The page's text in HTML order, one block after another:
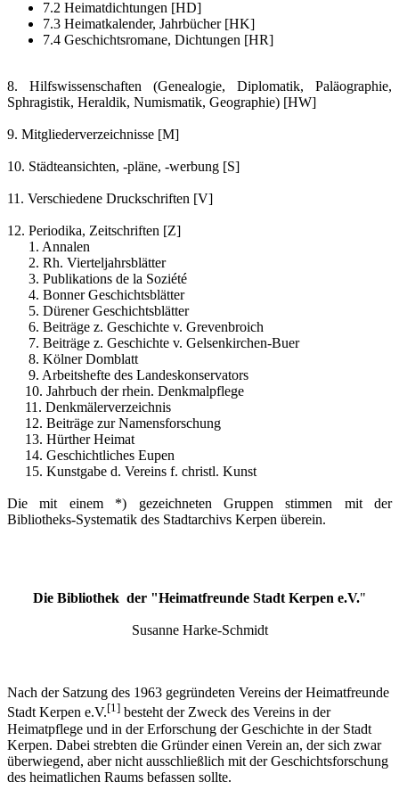
7.2 Heimatdichtungen [HD]
7.3 Heimatkalender, Jahrbücher [HK]
7.4 Geschichtsromane, Dichtungen [HR]
8. Hilfswissenschaften (Genealogie, Diplomatik, Paläographie,
Sphragistik, Heraldik, Numismatik, Geographie) [HW]
9. Mitgliederverzeichnisse [M]
10. Städteansichten, -pläne, -werbung [S]
11. Verschiedene Druckschriften [V]
12. Periodika, Zeitschriften [Z]
1. Annalen
2. Rh. Vierteljahrsblätter
3. Publikations de la Soziété
4. Bonner Geschichtsblätter
5. Dürener Geschichtsblätter
6. Beiträge z. Geschichte v. Grevenbroich
7. Beiträge z. Geschichte v. Gelsenkirchen-Buer
8. Kölner Domblatt
9. Arbeitshefte des Landeskonservators
10. Jahrbuch der rhein. Denkmalpflege
11. Denkmälerverzeichnis
12. Beiträge zur Namensforschung
13. Hürther Heimat
14. Geschichtliches Eupen
15. Kunstgabe d. Vereins f. christl. Kunst
Die mit einem *) gezeichneten Gruppen stimmen mit der
Bibliotheks-Systematik des Stadtarchivs Kerpen überein.
Die Bibliothek der "Heimatfreunde Stadt Kerpen e.V."
Susanne Harke-Schmidt
Nach der Satzung des 1963 gegründeten Vereins der Heimatfreunde
Stadt Kerpen e.V.[1] besteht der Zweck des Vereins in der
Heimatpflege und in der Erforschung der Geschichte in der Stadt
Kerpen. Dabei strebten die Gründer einen Verein an, der sich zwar
überwiegend, aber nicht ausschließlich mit der Geschichtsforschung
des heimatlichen Raums befassen sollte.